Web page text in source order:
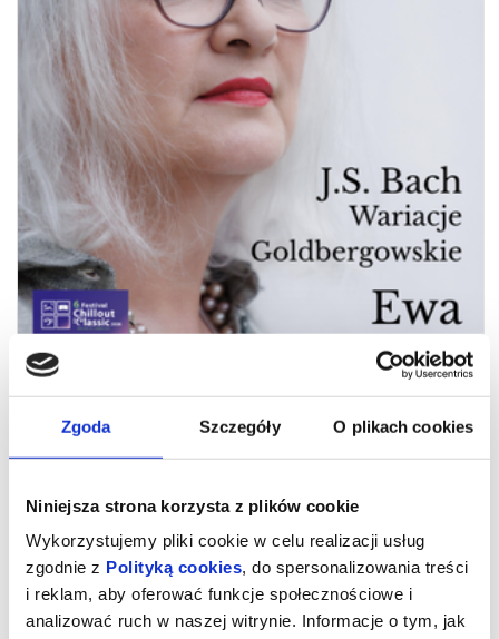
Zgoda Szczegóły O plikach cookies
Niniejsza strona korzysta z plików cookie
Wykorzystujemy pliki cookie w celu realizacji usług
zgodnie z Polityką cookies, do spersonalizowania treści
i reklam, aby oferować funkcje społecznościowe i
analizować ruch w naszej witrynie. Informacje o tym, jak
Ewa Pobłocka. Jan Sebastian Bach -
Wariacje Goldbergowskie
Zapraszamy wszystkich miłośników muzyki fortepianowej, Jana
Sebastiana Bacha oraz Ewy Pobłockiej na wyjątkowy koncert.
Wariacje Goldbergowskie w wykonaniu Laureatki X
Międzynarodowego Konkursu Pianistycznego im. Fryderyka
Chopina. Wyjątkowości koncertu doda ciemność, która będzie